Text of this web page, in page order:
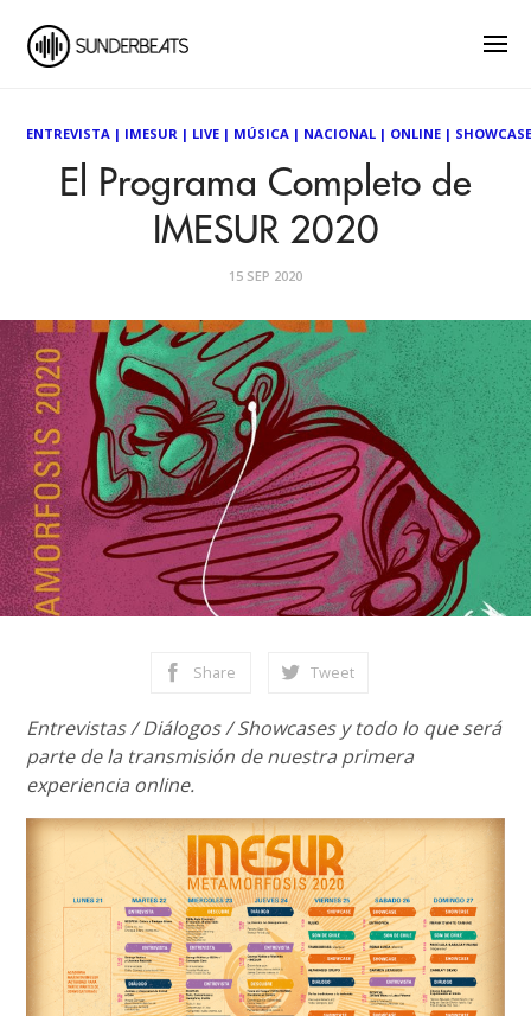
ENTREVISTA | IMESUR | LIVE | MÚSICA | NACIONAL | ONLINE |
El Programa Completo de
IMESUR 2020
15 SEP 2020
Share Tweet
Entrevistas / Diálogos / Showcases y todo lo que será
parte de la transmisión de nuestra primera
experiencia online.